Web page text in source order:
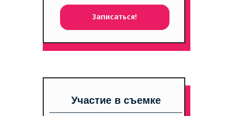
Участие в съемке
Записаться!